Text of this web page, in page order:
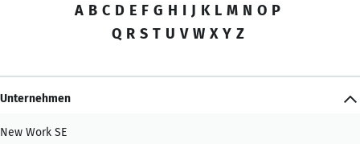
A B C D E F G H I J K L M N O P
Q R S T U V W X Y Z
Unternehmen
New Work SE